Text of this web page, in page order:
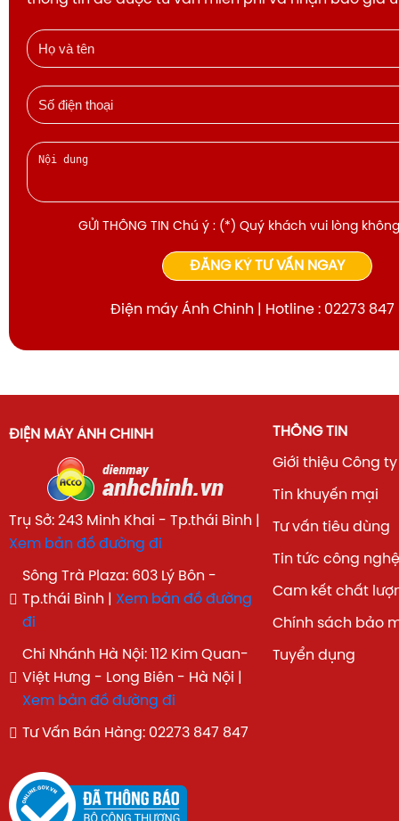
GỬI THÔNG TIN Chú ý : (*) Quý khách vui lòng
ĐĂNG KÝ TƯ VẤN NGAY
Điện máy Ánh Chinh | Hotline : 02273 847
ĐIỆN MÁY ÁNH CHINH
Trụ Sở: 243 Minh Khai - Tp.thái Bình |
Xem bản đồ đường đi
Sông Trà Plaza: 603 Lý Bôn -
Tp.thái Bình | Xem bản đồ đường
đi
Chi Nhánh Hà Nội: 112 Kim Quan-
Việt Hưng - Long Biên - Hà Nội |
Xem bản đồ đường đi
Tư Vấn Bán Hàng: 02273 847 847
THÔNG TIN
Giới thiệu Công ty
Tin khuyến mại
Tư vấn tiêu dùng
Tin tức công nghệ
Cam kết chất
Chính sách bảo
Tuyển dụng